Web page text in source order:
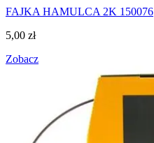
FAJKA HAMULCA 2K 150076
5,00 zł
Zobacz